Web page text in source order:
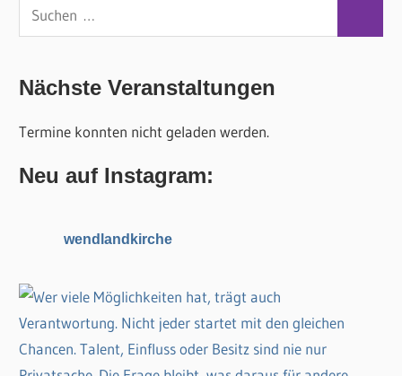
u
h
n
a
Nächste Veranstaltungen
Termine konnten nicht geladen werden.
Neu auf Instagram:
wendlandkirche